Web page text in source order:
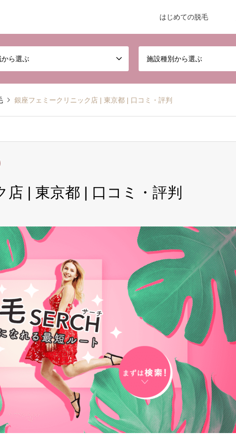
はじめての脱毛
ら選ぶ 施設種別から選ぶ
銀座フェミークリニック店 | 東京都 | 口コミ・評判
| 東京都 | 口コミ・評判